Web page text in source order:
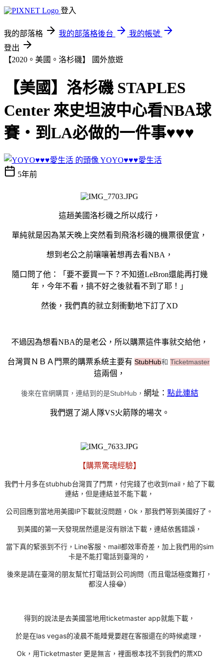
登入
我的部落格 我的部落格後台
我的帳號
登出
【2020。美國。洛杉磯】
國外旅遊
【美國】洛杉磯 STAPLES
Center 來史坦波中心看NBA球
賽‧到LA必做的一件事♥♥♥
YOYO♥♥♥愛生活
5年前
這趟美國洛杉磯之所以成行，
單純就是因為某天晚上突然看到飛洛杉磯的機票很便宜，
想到老公之前嚷嚷著想再去看NBA，
隨口問了他：「要不要買一下？不知道LeBron還能再打幾
年，今年不看，搞不好之後就看不到了耶！」
然後，我們真的就立刻衝動地下訂了XD
不過因為想看NBA的是老公，所以購票這件事就交給他，
台灣買ＮＢＡ門票的購票系統主要有 StubHub和 Ticketmaster
這兩個，
後來在官網購買，連結到的是StubHub， 網址： 點此連結
我們選了湖人隊VS火箭隊的場次。
【購票驚魂經驗】
我們十月多在stubhub台灣買了門票，付完錢了也收到mail，給了下載
連結，但是連結並不能下載，
公司回應到當地用美國IP下載就沒問題，Ok，那我們等到美國好了。
到美國的第一天發現居然還是沒有辦法下載，連結依舊錯誤，
當下真的緊張到不行，Line客服、mail都效率奇差，加上我們用的sim
卡是不能打電話到臺灣的，
後來是請在臺灣的朋友幫忙打電話到公司詢問（而且電話極度難打，
都沒人接😂）
得到的說法是去美國當地用ticketmaster app就能下載，
於是在las vegas的凌晨不能睡覺要趕在客服還在的時候處理，
Ok，用Ticketmaster 更是無言，裡面根本找不到我們的票XD